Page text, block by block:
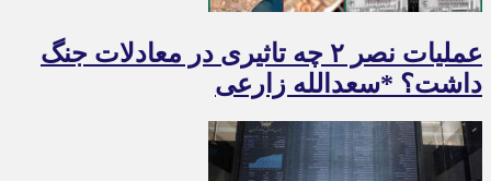
عملیات نصر ۲ چه تاثیری در معادلات جنگ
داشت؟ *سعدالله زارعی